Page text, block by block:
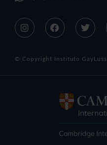
© Copyright Instituto